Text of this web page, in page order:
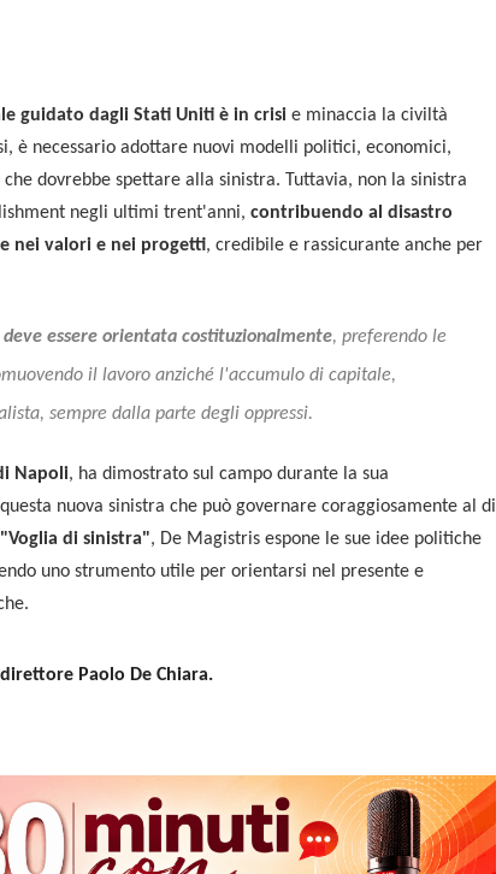
guidato dagli Stati Uniti è in crisi e minaccia la civiltà
è necessario adottare nuovi modelli politici, economici,
dovrebbe spettare alla sinistra. Tuttavia, non la sinistra
negli ultimi trent'anni, contribuendo al disastro
nei valori e nei progetti, credibile e rassicurante anche per
essere orientata costituzionalmente, preferendo le
il lavoro anziché l'accumulo di capitale,
sempre dalla parte degli oppressi.
Napoli, ha dimostrato sul campo durante la sua
nuova sinistra che può governare coraggiosamente al di
di sinistra", De Magistris espone le sue idee politiche
uno strumento utile per orientarsi nel presente e
Paolo De Chiara.